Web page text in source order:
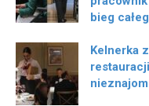
bieg
Kelnerka